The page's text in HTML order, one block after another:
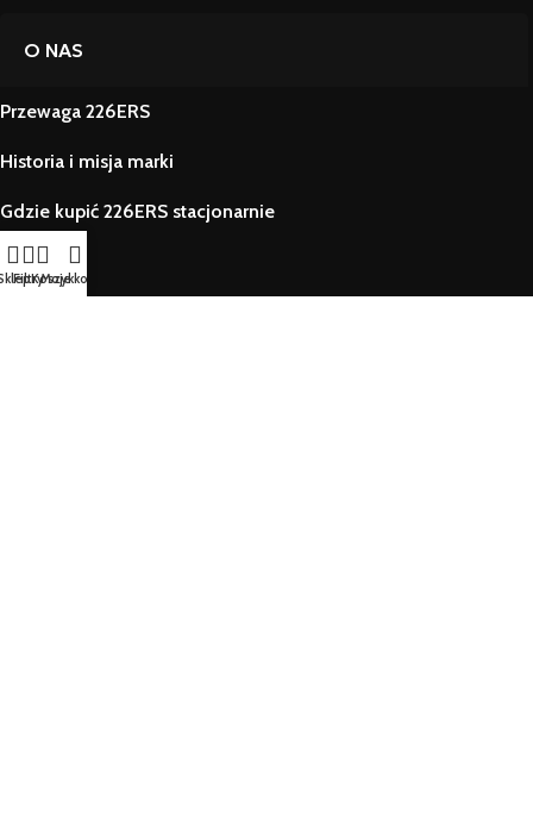
O NAS
Przewaga 226ERS
Historia i misja marki
Gdzie kupić 226ERS stacjonarnie
Edukacja
FiltryKoszyk
Moje konto